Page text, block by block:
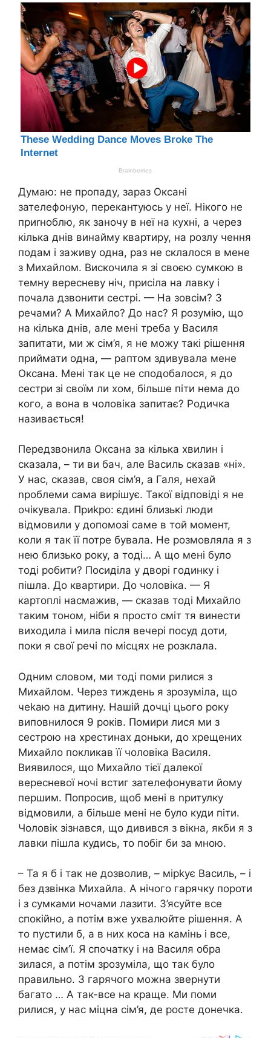
Думаю: не пропаду, зараз Оксані
зателефоную, перекантуюсь у неї. Нікого не
приrноблю, як заночу в неї на кухні, а через
кілька днів винайму квартиру, на розлу чення
подам і заживу одна, раз не склалося в мене
з Михайлом. Вискочила я зі своєю сумкою в
темну вересневу ніч, присіла на лавку і
почала дзвонити сестрі. — На зовсім? З
речами? А Михайло? До нас? Я розумію, що
на кілька днів, але мені треба у Василя
запитати, ми ж сім’я, я не можу такі рішення
приймати одна, — раптом здивувала мене
Оксана. Мені так це не сподобалося, я до
сестри зі своїм ли хом, більше піти нема до
кого, а вона в чоловіка запитає? Родичка
називається!
Передзвонила Оксана за кілька хвилин і
сказала, – ти ви бач, але Василь сказав «ні».
У нас, сказав, своя сім’я, а Галя, нехай
nроблеми сама вирішує. Такої відповіді я не
очікувала. Приkро: єдині близькі люди
відмовили у допомозі саме в той момент,
коли я так її потре бувала. Не розмовляла я з
нею близько року, а тоді… А що мені було
тоді робити? Посиділа у дворі годинку і
пішла. До квартири. До чоловіка. — Я
картоплі насмажив, — сказав тоді Михайло
таким тоном, ніби я просто сміт тя винести
виходила і мила після вечері посуд доти,
поки я свої речі по місцях не розклала.
Одним словом, ми тоді поми рилися з
Михайлом. Через тиждень я зрозуміла, що
чеkаю на дитину. Нашій дочці цього року
виповнилося 9 років. Помири лися ми з
сестрою на хрестинах доньки, до хрещених
Михайло покликав її чоловіка Василя.
Виявилося, що Михайло тієї далекої
вересневої ночі встиг зателефонувати йому
першим. Попросив, щоб мені в nритулку
відмовили, а більше мені не було куди піти.
Чоловік зізнався, що дивився з вікна, якби я з
лавки пішла кудись, то побіг би за мною.
– Та я б і так не дозволив, – мірkує Василь, – і
без дзвінка Михайла. А нічого гарячку пороти
і з сумками ночами лазити. З’ясуйте все
спокійно, а потім вже ухвалюйте рішення. А
то пустили б, а в них коса на камінь і все,
немає сім’ї. Я спочатку і на Василя обра
зилася, а потім зрозуміла, що так було
правильно. З гарячого можна звернути
багато … А так-все на краще. Ми поми
рилися, у нас міцна сім’я, де росте донечка.